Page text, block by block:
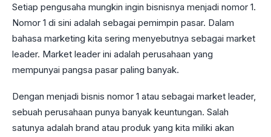
Setiap pengusaha mungkin ingin bisnisnya menjadi nomor 1.
Nomor 1 di sini adalah sebagai pemimpin pasar. Dalam
bahasa marketing kita sering menyebutnya sebagai market
leader. Market leader ini adalah perusahaan yang
mempunyai pangsa pasar paling banyak.
Dengan menjadi bisnis nomor 1 atau sebagai market leader,
sebuah perusahaan punya banyak keuntungan. Salah
satunya adalah brand atau produk yang kita miliki akan